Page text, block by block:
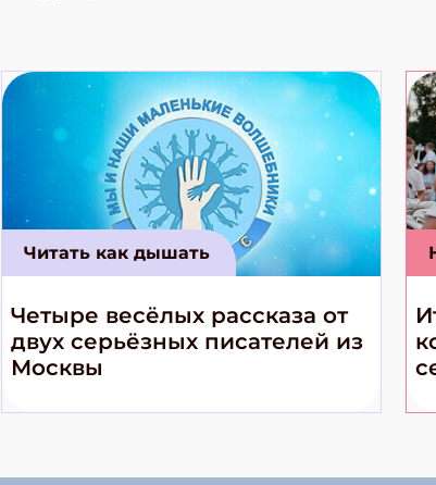
Читать как дышать
Четыре весёлых рассказа от
двух серьёзных писателей из
Москвы